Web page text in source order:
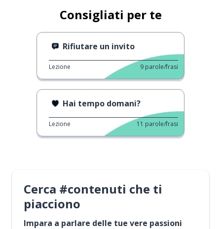
Consigliati per te
Rifiutare un invito
Lezione 9 parole/frasi
Hai tempo domani?
Lezione 11 parole/frasi
Cerca #contenuti che ti
piacciono
Impara a parlare delle tue vere passioni